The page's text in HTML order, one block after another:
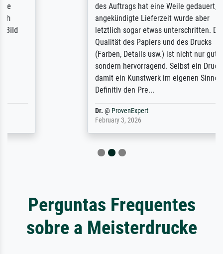
des Auftrags hat eine Weile gedauert, die
angekündigte Lieferzeit wurde aber
letztlich sogar etwas unterschritten. Die
Qualität des Papiers und des Drucks
(Farben, Details usw.) ist nicht nur gut,
sondern hervorragend. Selbst ein Druck ist
damit ein Kunstwerk im eigenen Sinne.
Definitiv den Pre...
Perguntas Frequentes
sobre a Meisterdrucke